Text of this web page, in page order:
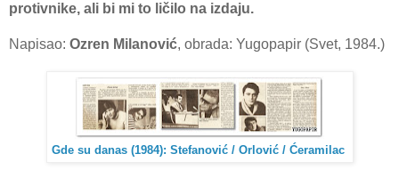
protivnike, ali bi mi to ličilo na izdaju.
Napisao: Ozren Milanović, obrada: Yugopapir (Svet, 1984.)
Gde su danas (1984): Stefanović / Orlović / Ćeramilac